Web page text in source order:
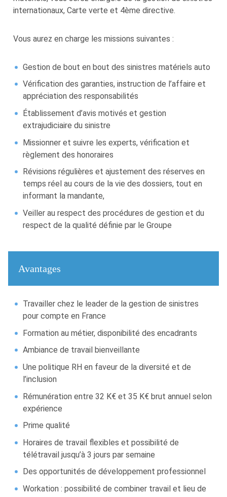
internationaux, Carte verte et 4ème directive.
Vous aurez en charge les missions suivantes :
Gestion de bout en bout des sinistres matériels auto
Vérification des garanties, instruction de l’affaire et
appréciation des responsabilités
Établissement d’avis motivés et gestion
extrajudiciaire du sinistre
Missionner et suivre les experts, vérification et
règlement des honoraires
Révisions régulières et ajustement des réserves en
temps réel au cours de la vie des dossiers, tout en
informant la mandante,
Veiller au respect des procédures de gestion et du
respect de la qualité définie par le Groupe
Avantages
Travailler chez le leader de la gestion de sinistres
pour compte en France
Formation au métier, disponibilité des encadrants
Ambiance de travail bienveillante
Une politique RH en faveur de la diversité et de
l’inclusion
Rémunération entre 32 K€ et 35 K€ brut annuel selon
expérience
Prime qualité
Horaires de travail flexibles et possibilité de
télétravail jusqu’à 3 jours par semaine
Des opportunités de développement professionnel
Workation : possibilité de combiner travail et lieu de